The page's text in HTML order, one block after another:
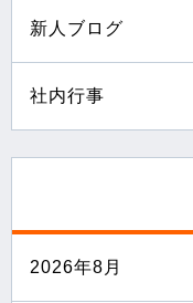
新人ブログ
社内行事
2026年8月